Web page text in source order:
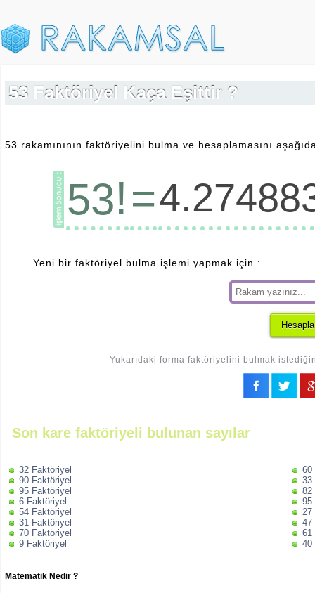
53 Faktöriyel Kaça Eşittir ?
53 rakamınının faktöriyelini bulma ve hesaplamasını
53!=
Yeni bir faktöriyel bulma işlemi yapmak için :
Yukarıdaki forma faktöriyelini bulmak
Son kare faktöriyeli bulunan sayılar
32 Faktöriyel
90 Faktöriyel
95 Faktöriyel
6 Faktöriyel
54 Faktöriyel
31 Faktöriyel
70 Faktöriyel
9 Faktöriyel
60
33
82
95
27
47
61
40
Matematik Nedir ?